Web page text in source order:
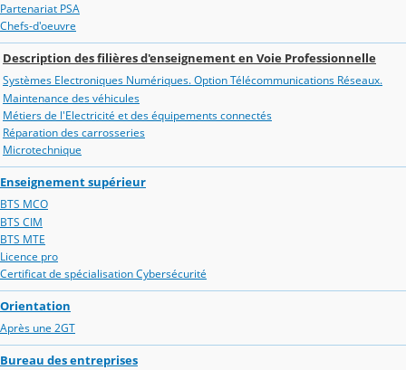
Partenariat PSA
Chefs-d'oeuvre
Description des filières d'enseignement en Voie Professionnelle
Systèmes Electroniques Numériques. Option Télécommunications Réseaux.
Maintenance des véhicules
Métiers de l'Electricité et des équipements connectés
Réparation des carrosseries
Microtechnique
Enseignement supérieur
BTS MCO
BTS CIM
BTS MTE
Licence pro
Certificat de spécialisation Cybersécurité
Orientation
Après une 2GT
Bureau des entreprises